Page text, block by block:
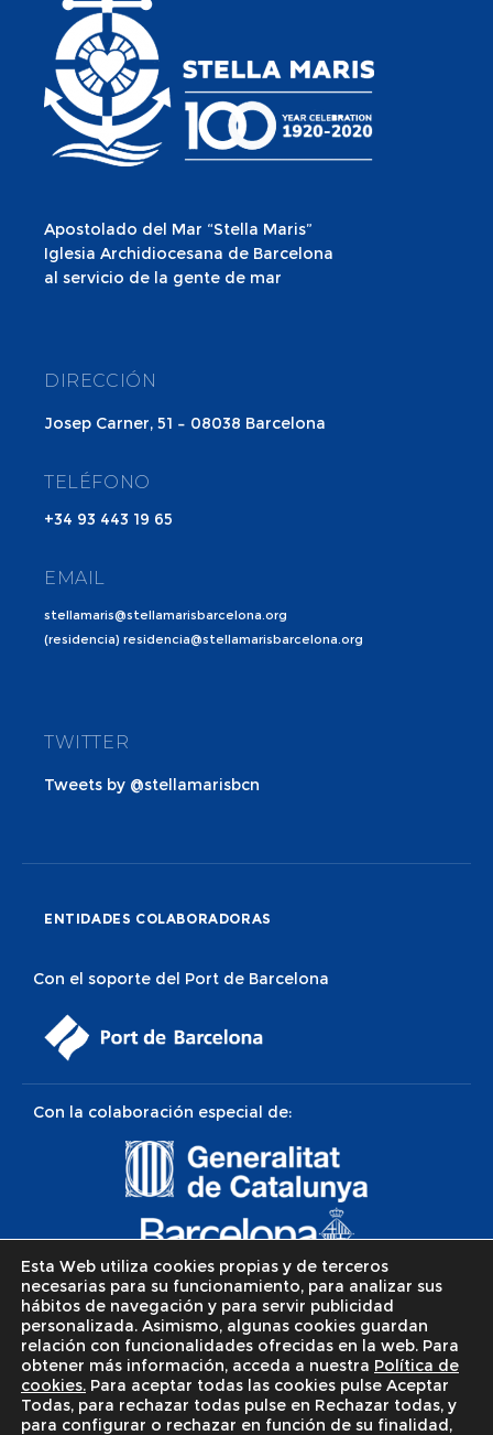
Apostolado del Mar “Stella Maris”
Iglesia Archidiocesana de Barcelona
al servicio de la gente de mar
DIRECCIÓN
Josep Carner, 51 – 08038 Barcelona
TELÉFONO
+34 93 443 19 65
EMAIL
stellamaris@stellamarisbarcelona.org
(residencia) residencia@stellamarisbarcelona.org
TWITTER
Tweets by @stellamarisbcn
ENTIDADES COLABORADORAS
Con el soporte del Port de Barcelona
Con la colaboración especial de:
Esta Web utiliza cookies propias y de terceros
necesarias para su funcionamiento, para analizar sus
hábitos de navegación y para servir publicidad
personalizada. Asimismo, algunas cookies guardan
relación con funcionalidades ofrecidas en la web. Para
obtener más información, acceda a nuestra Política de
cookies. Para aceptar todas las cookies pulse Aceptar
Todas, para rechazar todas pulse en Rechazar todas, y
para configurar o rechazar en función de su finalidad,